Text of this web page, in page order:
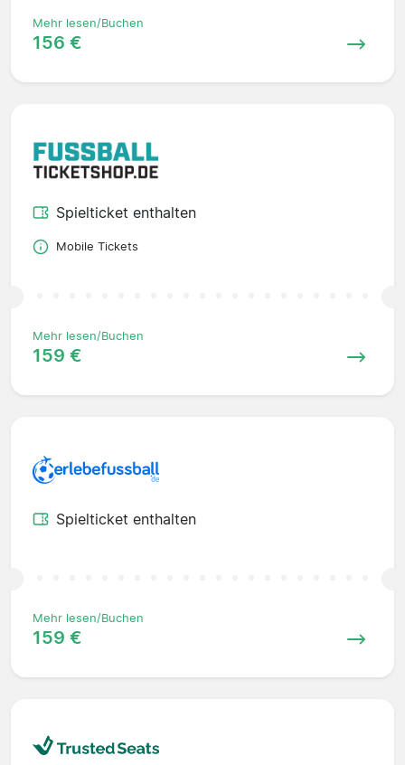
Mehr lesen/Buchen
156 €
Spielticket enthalten
Mobile Tickets
Mehr lesen/Buchen
159 €
Spielticket enthalten
Mehr lesen/Buchen
159 €